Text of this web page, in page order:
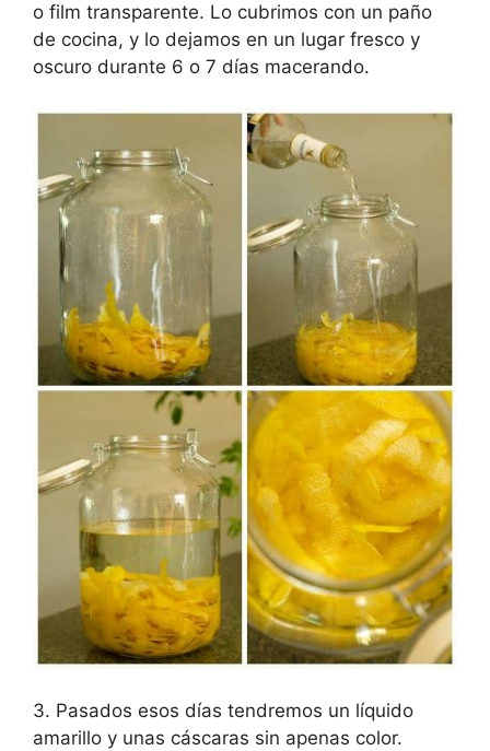
o film transparente. Lo cubrimos con un paño
de cocina, y lo dejamos en un lugar fresco y
oscuro durante 6 o 7 días macerando.
3. Pasados esos días tendremos un líquido
amarillo y unas cáscaras sin apenas color.